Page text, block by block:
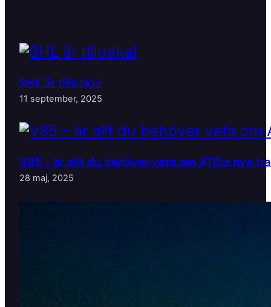
SHL är tillbaka!
11 september, 2025
V85 – är allt du behöver veta om ATG:s nya
28 maj, 2025